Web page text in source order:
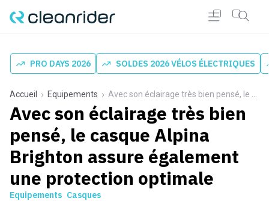
PRO DAYS 2026 SOLDES 2026 VÉLOS ÉLECTRIQUES
Accueil Equipements Avec son éclairage très bien pensé, le casque Alpina Brighton assure également une protection optimale
Avec son éclairage très bien
pensé, le casque Alpina
Brighton assure également
une protection optimale
Equipements Casques